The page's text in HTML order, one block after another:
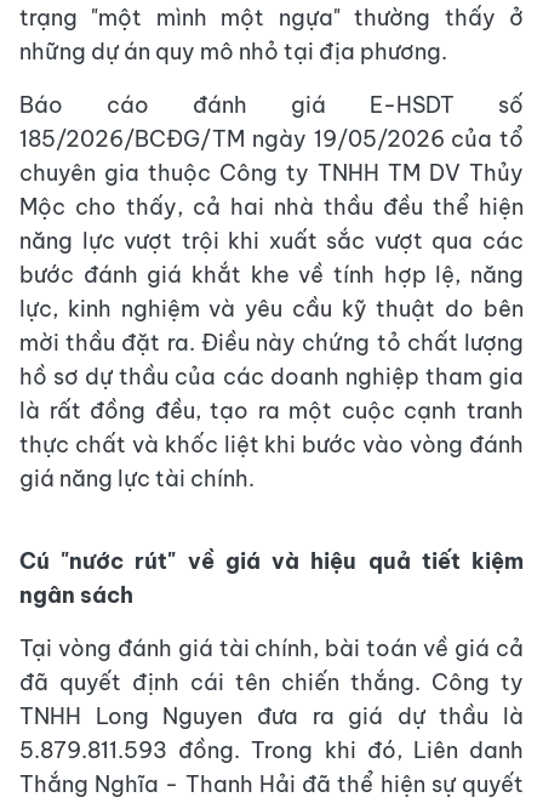
trạng "một mình một ngựa" thường thấy ở
những dự án quy mô nhỏ tại địa phương.
Báo cáo đánh giá E-HSDT số
185/2026/BCĐG/TM ngày 19/05/2026 của tổ
chuyên gia thuộc Công ty TNHH TM DV Thủy
Mộc cho thấy, cả hai nhà thầu đều thể hiện
năng lực vượt trội khi xuất sắc vượt qua các
bước đánh giá khắt khe về tính hợp lệ, năng
lực, kinh nghiệm và yêu cầu kỹ thuật do bên
mời thầu đặt ra. Điều này chứng tỏ chất lượng
hồ sơ dự thầu của các doanh nghiệp tham gia
là rất đồng đều, tạo ra một cuộc cạnh tranh
thực chất và khốc liệt khi bước vào vòng đánh
giá năng lực tài chính.
Cú "nước rút" về giá và hiệu quả tiết kiệm
ngân sách
Tại vòng đánh giá tài chính, bài toán về giá cả
đã quyết định cái tên chiến thắng. Công ty
TNHH Long Nguyen đưa ra giá dự thầu là
5.879.811.593 đồng. Trong khi đó, Liên danh
Thắng Nghĩa - Thanh Hải đã thể hiện sự quyết